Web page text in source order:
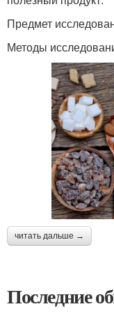
Предмет
Методы
читать дальше →
Последние